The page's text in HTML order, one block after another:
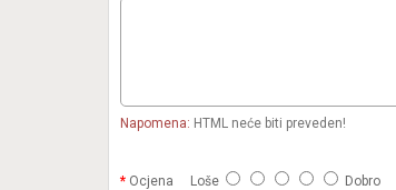
Napomena: HTML neće biti preveden!
Ocjena Loše Dobro